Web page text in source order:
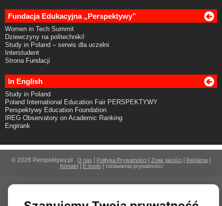
Fundacja Edukacyjna „Perspektywy”
Women in Tech Summit
Dziewczyny na politechniki!
Study in Poland – serwis dla uczelni
Interstudent
Strona Fundacji
In English
Study in Poland
Poland International Education Fair PERSPEKTYWY
Perspektywy Education Foundation
IREG Observatory on Academic Ranking
Engirank
© 2026 Perspektywy.pl O nas Polityka Prywatności Znak jakości Reklama
Kontakt| E-booki| Ustawienia prywatności